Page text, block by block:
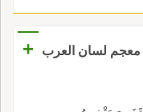
معجم لسان العرب
+